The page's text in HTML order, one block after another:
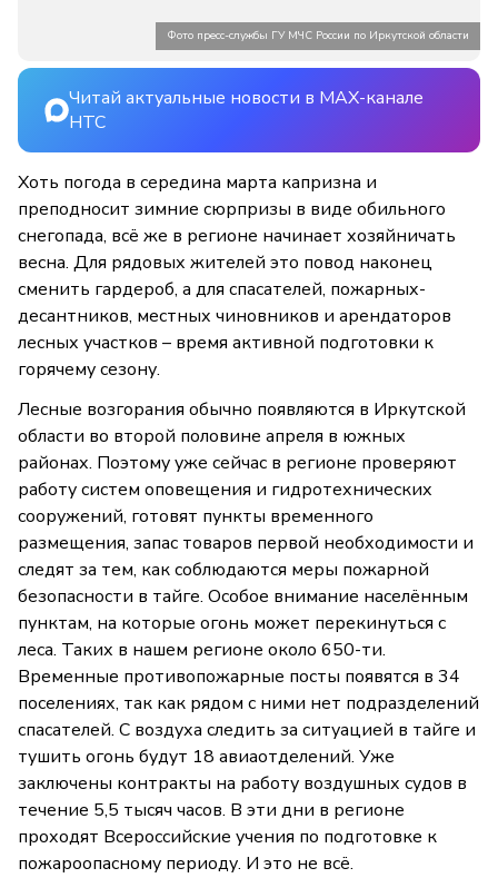
Фото пресс-службы ГУ МЧС России по Иркутской области
Читай актуальные новости в MAX-канале
НТС
Хоть погода в середина марта капризна и
преподносит зимние сюрпризы в виде обильного
снегопада, всё же в регионе начинает хозяйничать
весна. Для рядовых жителей это повод наконец
сменить гардероб, а для спасателей, пожарных-
десантников, местных чиновников и арендаторов
лесных участков – время активной подготовки к
горячему сезону.
Лесные возгорания обычно появляются в Иркутской
области во второй половине апреля в южных
районах. Поэтому уже сейчас в регионе проверяют
работу систем оповещения и гидротехнических
сооружений, готовят пункты временного
размещения, запас товаров первой необходимости и
следят за тем, как соблюдаются меры пожарной
безопасности в тайге. Особое внимание населённым
пунктам, на которые огонь может перекинуться с
леса. Таких в нашем регионе около 650-ти.
Временные противопожарные посты появятся в 34
поселениях, так как рядом с ними нет подразделений
спасателей. С воздуха следить за ситуацией в тайге и
тушить огонь будут 18 авиаотделений. Уже
заключены контракты на работу воздушных судов в
течение 5,5 тысяч часов. В эти дни в регионе
проходят Всероссийские учения по подготовке к
пожароопасному периоду. И это не всё.